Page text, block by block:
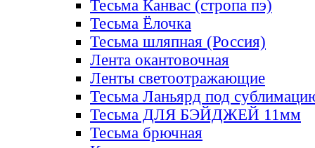
Тесьма Канвас (стропа пэ)
Тесьма Ёлочка
Тесьма шляпная (Россия)
Лента окантовочная
Ленты светоотражающие
Тесьма Ланьярд под
Тесьма ДЛЯ БЭЙДЖЕЙ 11мм
Тесьма брючная